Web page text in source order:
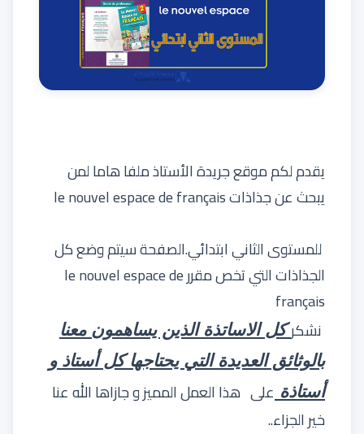
يقدم لكمموقع جريدة الأستاذملفا هاما لمن
يبحث عنجذاذاتle nouvel espace de français
للمستوى الثاني ابتدائي.الصفحة سيتم وضع كل
الجذاذات التي تخص مقررle nouvel espace de
français
نشكركل الاساتذة الذين يساهمون معنا
بالوثائق العديدة التي يحتاجها كل أستاذ و
أستاذة على هذا العمل المميز و جازاها الله عنا
خير الجزاء..